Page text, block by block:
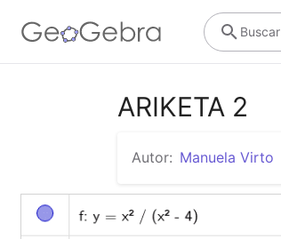
Buscar
ARIKETA 2
Autor: Manuela Virto